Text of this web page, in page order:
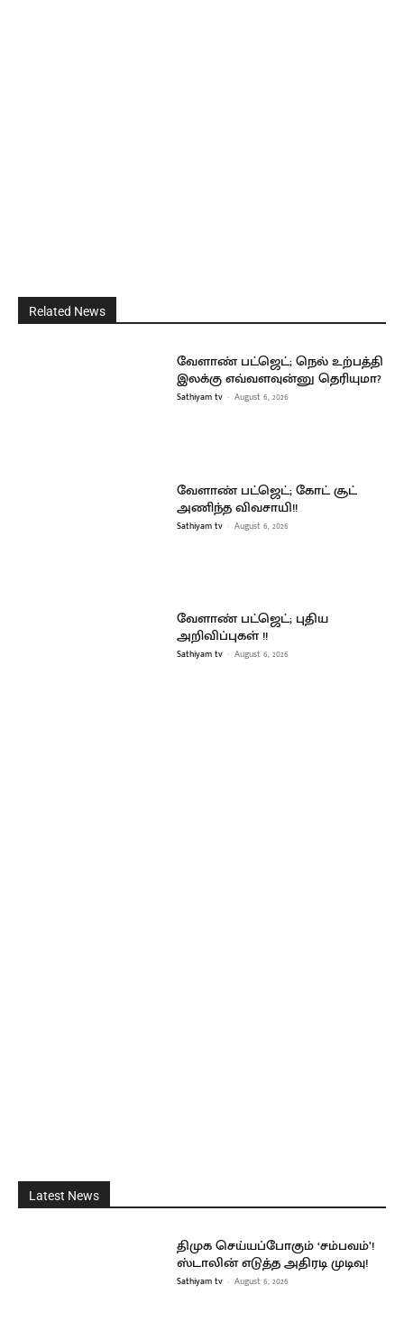
Related News
வேளாண் பட்ஜெட்; நெல் உற்பத்தி
இலக்கு எவ்வளவுன்னு தெரியுமா?
Sathiyam tv - August 6, 2026
வேளாண் பட்ஜெட்; கோட் சூட்
அணிந்த விவசாயி!!
Sathiyam tv - August 6, 2026
வேளாண் பட்ஜெட்; புதிய
அறிவிப்புகள் !!
Sathiyam tv - August 6, 2026
Latest News
திமுக செய்யப்போகும் ‘சம்பவம்’!
ஸ்டாலின் எடுத்த அதிரடி முடிவு!
Sathiyam tv - August 6, 2026